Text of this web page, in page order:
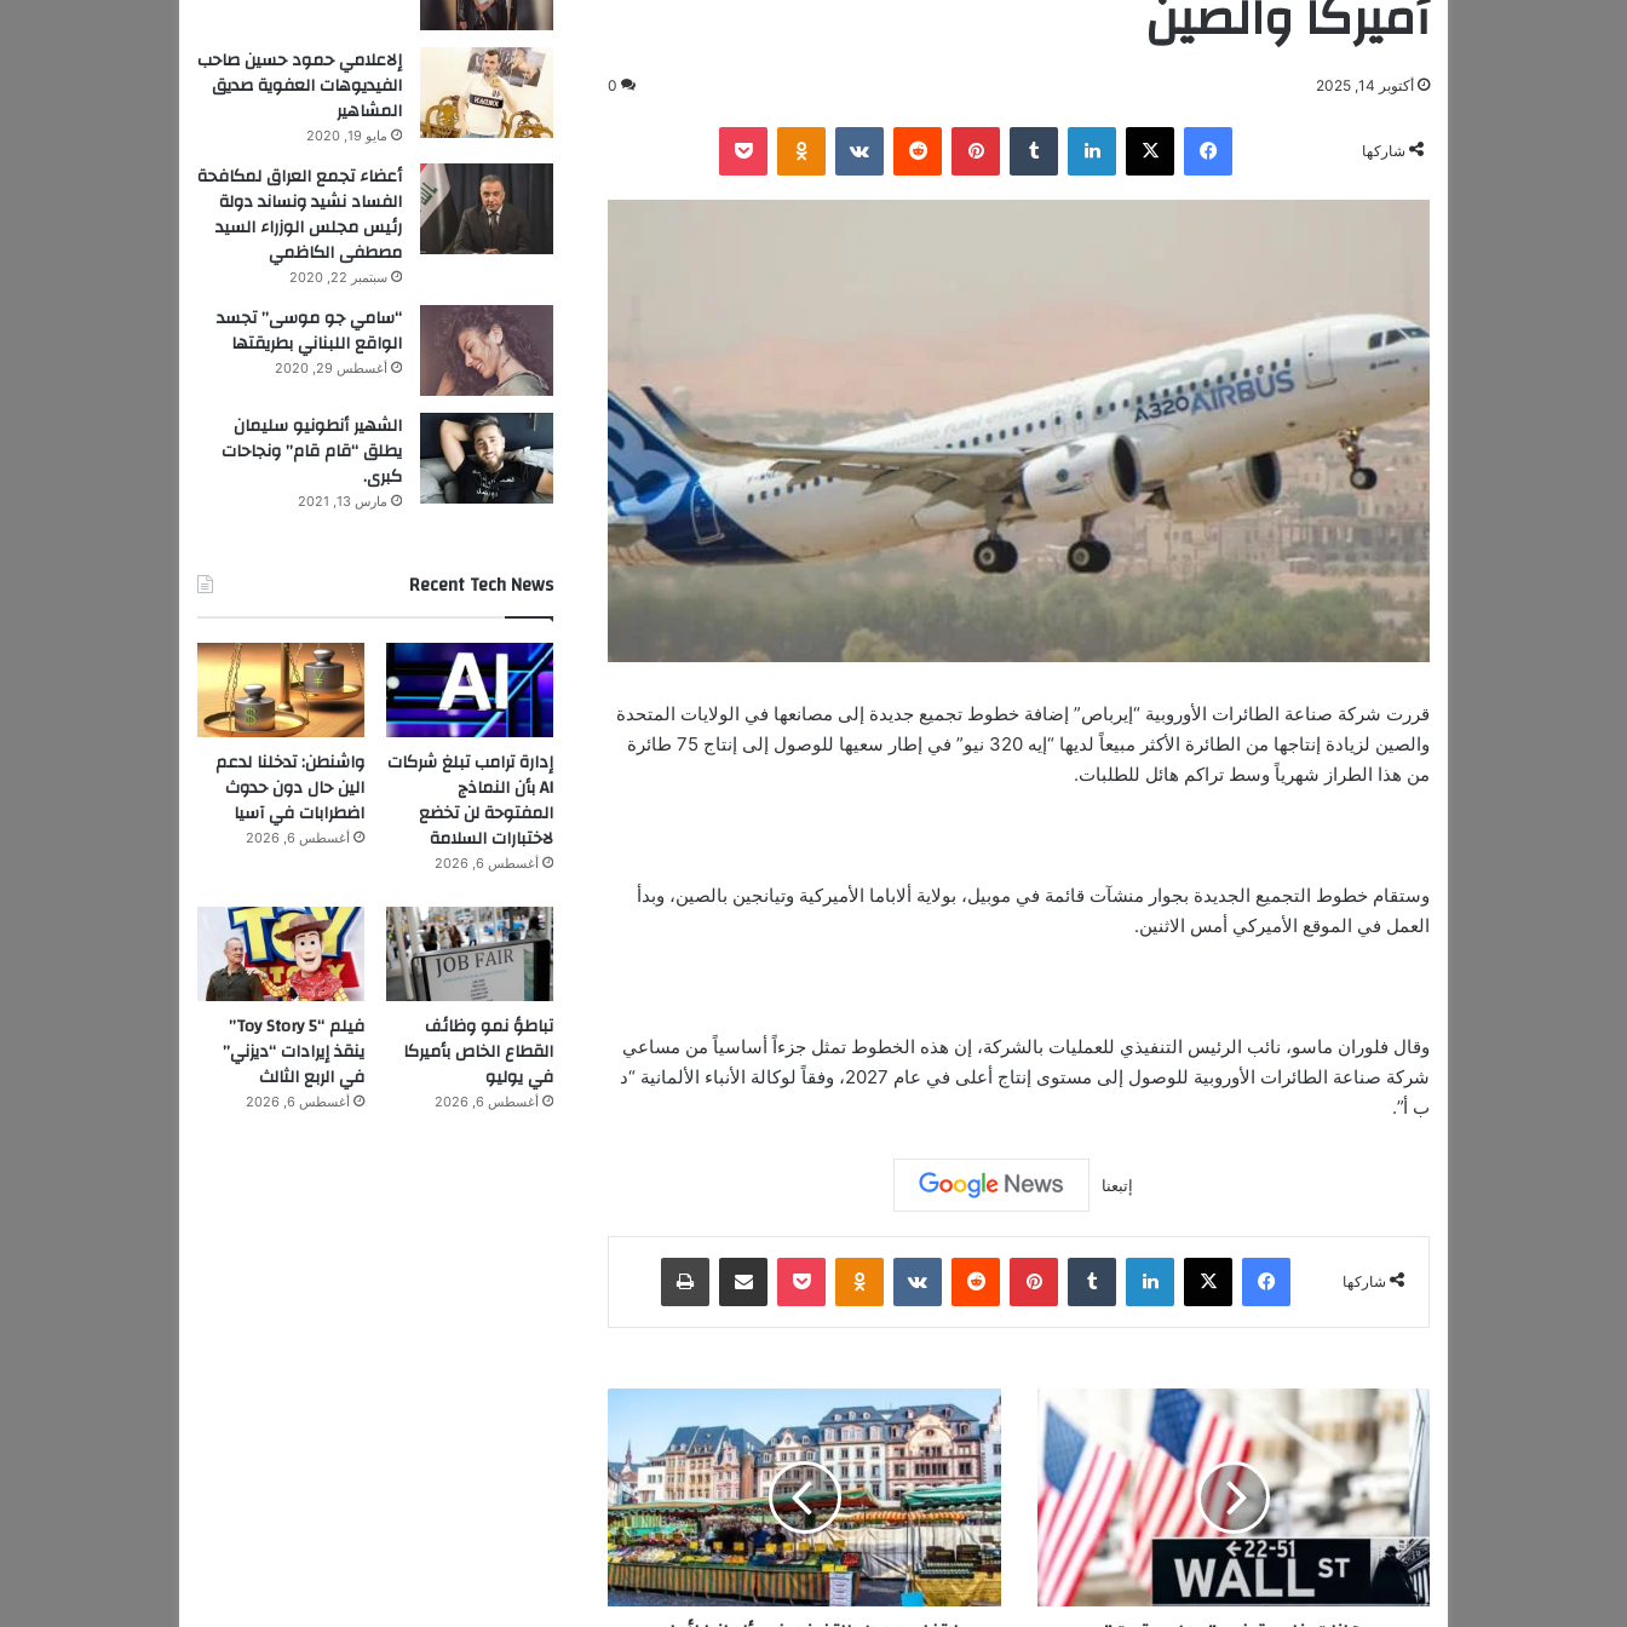
أميركا والصين
أكتوبر 14, 2025 0
شاركها
فيسبوك ‫X لينكدإن ‏Tumblr بينتيريست ‏Reddit
‏VKontakte
Odnoklassniki
‫Pocket
قررت شركة صناعة الطائرات الأوروبية “إيرباص” إضافة خطوط تجميع جديدة إلى مصانعها في الولايات المتحدة
والصين لزيادة إنتاجها من الطائرة الأكثر مبيعاً لديها “إيه 320 نيو” في إطار سعيها للوصول إلى إنتاج 75 طائرة
من هذا الطراز شهرياً وسط تراكم هائل للطلبات.
وستقام خطوط التجميع الجديدة بجوار منشآت قائمة في موبيل، بولاية ألاباما الأميركية وتيانجين بالصين، وبدأ
العمل في الموقع الأميركي أمس الاثنين.
وقال فلوران ماسو، نائب الرئيس التنفيذي للعمليات بالشركة، إن هذه الخطوط تمثل جزءاً أساسياً من مساعي
شركة صناعة الطائرات الأوروبية للوصول إلى مستوى إنتاج أعلى في عام 2027، وفقاً لوكالة الأنباء الألمانية “د
ب أ”.
إتبعنا
شاركها
فيسبوك ‫X لينكدإن ‏Tumblr بينتيريست ‏Reddit
‏VKontakte
Odnoklassniki
‫Pocket مشاركة عبر البريد طباعة
ه
ت
خ
ا
س
ا
ر
ت
ف
ا
ع
م
ع
د
إلاعلامي حمود حسين صاحب
الفيديوهات العفوية صديق
المشاهير
مايو 19, 2020
أعضاء تجمع العراق لمكافحة
الفساد نشيد ونساند دولة
رئيس مجلس الوزراء السيد
مصطفى الكاظمي
سبتمبر 22, 2020
“سامي جو موسى” تجسد
الواقع اللبناني بطريقتها
أغسطس 29, 2020
الشهير أنطونيو سليمان
يطلق “قام قام” ونجاحات
كبرى.
مارس 13, 2021
Recent Tech News
إدارة ترامب تبلغ شركات
AI بأن النماذج
المفتوحة لن تخضع
لاختبارات السلامة
أغسطس 6, 2026
واشنطن: تدخلنا لدعم
الين حال دون حدوث
اضطرابات في آسيا
أغسطس 6, 2026
تباطؤ نمو وظائف
القطاع الخاص بأميركا
في يوليو
أغسطس 6, 2026
فيلم “Toy Story 5”
ينقذ إيرادات “ديزني”
في الربع الثالث
أغسطس 6, 2026